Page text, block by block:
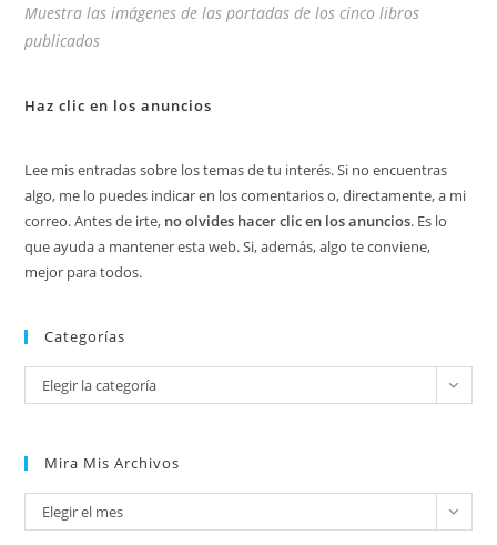
Muestra las imágenes de las portadas de los cinco libros
publicados
Haz clic en los anuncios
Lee mis entradas sobre los temas de tu interés. Si no encuentras
algo, me lo puedes indicar en los comentarios o, directamente, a mi
correo. Antes de irte, no olvides hacer clic en los anuncios. Es lo
que ayuda a mantener esta web. Si, además, algo te conviene,
mejor para todos.
Categorías
Categorías
Elegir la categoría
Mira Mis Archivos
Mira
mis
Elegir el mes